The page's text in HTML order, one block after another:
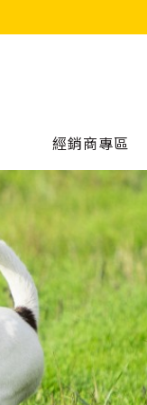
經銷商專區